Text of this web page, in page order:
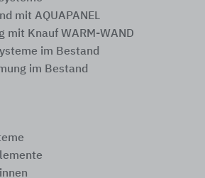
mit AQUAPANEL
mit Knauf WARM-WAND
im Bestand
im Bestand